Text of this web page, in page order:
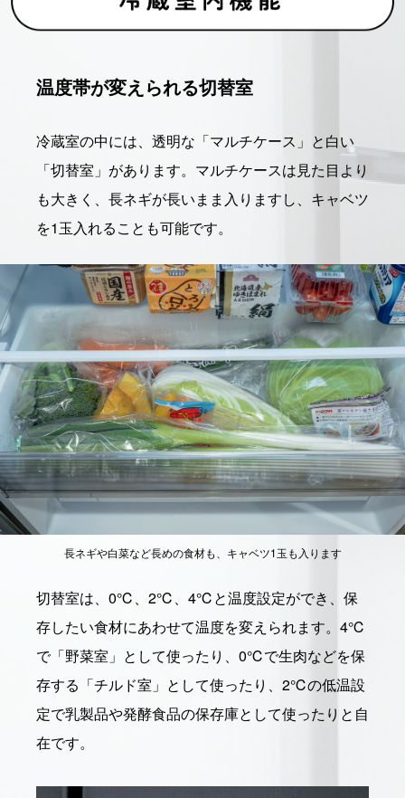
温度帯が変えられる切替室
冷蔵室の中には、透明な「マルチケース」と白い
「切替室」があります。マルチケースは見た目より
も大きく、長ネギが長いまま入りますし、キャベツ
を1玉入れることも可能です。
長ネギや白菜など長めの食材も、キャベツ1玉も入ります
切替室は、0℃、2℃、4℃と温度設定ができ、保
存したい食材にあわせて温度を変えられます。4℃
で「野菜室」として使ったり、0℃で生肉などを保
存する「チルド室」として使ったり、2℃の低温設
定で乳製品や発酵食品の保存庫として使ったりと自
在です。